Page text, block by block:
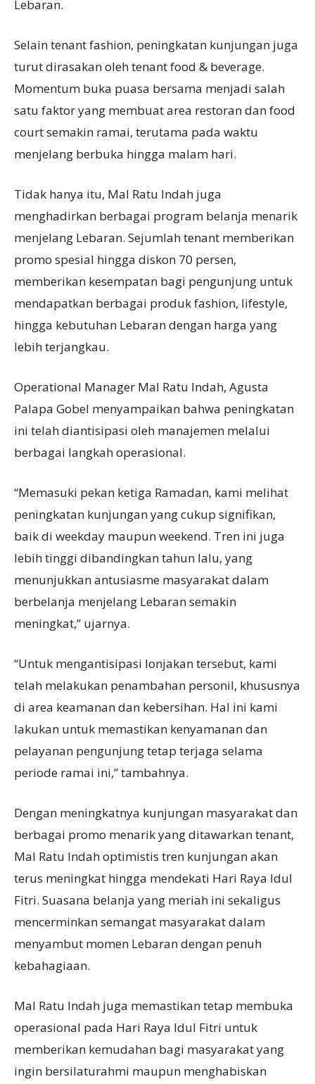
Lebaran.
Selain tenant fashion, peningkatan kunjungan juga
turut dirasakan oleh tenant food & beverage.
Momentum buka puasa bersama menjadi salah
satu faktor yang membuat area restoran dan food
court semakin ramai, terutama pada waktu
menjelang berbuka hingga malam hari.
Tidak hanya itu, Mal Ratu Indah juga
menghadirkan berbagai program belanja menarik
menjelang Lebaran. Sejumlah tenant memberikan
promo spesial hingga diskon 70 persen,
memberikan kesempatan bagi pengunjung untuk
mendapatkan berbagai produk fashion, lifestyle,
hingga kebutuhan Lebaran dengan harga yang
lebih terjangkau.
Operational Manager Mal Ratu Indah, Agusta
Palapa Gobel menyampaikan bahwa peningkatan
ini telah diantisipasi oleh manajemen melalui
berbagai langkah operasional.
“Memasuki pekan ketiga Ramadan, kami melihat
peningkatan kunjungan yang cukup signifikan,
baik di weekday maupun weekend. Tren ini juga
lebih tinggi dibandingkan tahun lalu, yang
menunjukkan antusiasme masyarakat dalam
berbelanja menjelang Lebaran semakin
meningkat,” ujarnya.
“Untuk mengantisipasi lonjakan tersebut, kami
telah melakukan penambahan personil, khususnya
di area keamanan dan kebersihan. Hal ini kami
lakukan untuk memastikan kenyamanan dan
pelayanan pengunjung tetap terjaga selama
periode ramai ini,” tambahnya.
Dengan meningkatnya kunjungan masyarakat dan
berbagai promo menarik yang ditawarkan tenant,
Mal Ratu Indah optimistis tren kunjungan akan
terus meningkat hingga mendekati Hari Raya Idul
Fitri. Suasana belanja yang meriah ini sekaligus
mencerminkan semangat masyarakat dalam
menyambut momen Lebaran dengan penuh
kebahagiaan.
Mal Ratu Indah juga memastikan tetap membuka
operasional pada Hari Raya Idul Fitri untuk
memberikan kemudahan bagi masyarakat yang
ingin bersilaturahmi maupun menghabiskan